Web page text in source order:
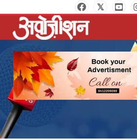
to
content
Opposition Digital